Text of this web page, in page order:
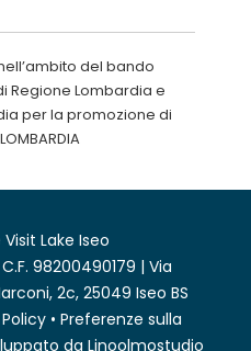
del bando
Regione Lombardia e
per la promozione di
Lake Iseo
98200490179 | Via
2c, 25049 Iseo BS
• Preferenze sulla
da Linoolmostudio